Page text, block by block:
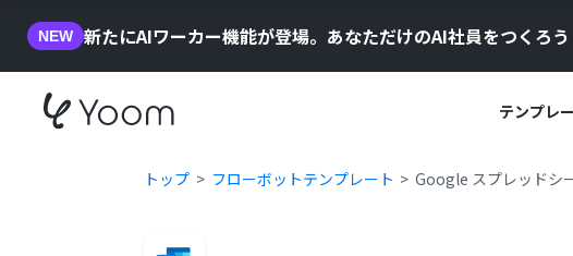
NEW 新たにAIワーカー機能が登場。あなただけのAI社員をつくろう
テンプレ
トップ フローボットテンプレート Google スプレッドシ